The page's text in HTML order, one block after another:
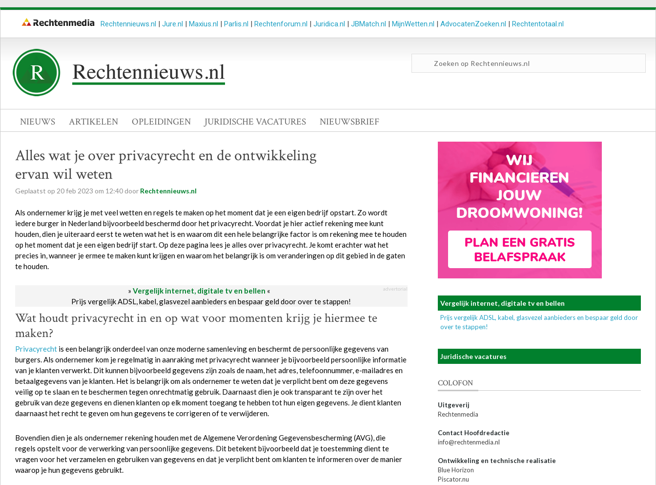
Rechtennieuws.nl | Jure.nl | Maxius.nl | Parlis.nl | Rechtenforum.nl | Juridica.nl | JBMatch.nl | MijnWetten.nl | AdvocatenZoeken.nl | Rechtentotaal.nl
NIEUWS ARTIKELEN OPLEIDINGEN JURIDISCHE VACATURES NIEUWSBRIEF
Alles wat je over privacyrecht en de ontwikkeling
ervan wil weten
Geplaatst op 20feb 2023 om 12:40 door Rechtennieuws.nl
Als ondernemer krijg je met veel wetten en regels te maken op het moment dat je een eigen bedrijf opstart. Zo wordt
iedere burger in Nederland bijvoorbeeld beschermd door het privacyrecht. Voordat je hier actief rekening mee kunt
houden, dien je uiteraard eerst te weten wat het is en waarom dit een hele belangrijke factor is om rekening mee te houden
op het moment dat je een eigen bedrijf start. Op deze pagina lees je alles over privacyrecht. Je komt erachter wat het
precies in, wanneer je ermee te maken kunt krijgen en waarom het belangrijk is om veranderingen op dit gebied in de gaten
te houden.
» Vergelijk internet, digitale tv en bellen « advertorial
Prijs vergelijk ADSL, kabel, glasvezel aanbieders en bespaar geld door over te stappen!
Wat houdt privacyrecht in en op wat voor momenten krijg je hiermee te
maken?
Privacyrecht is een belangrijk onderdeel van onze moderne samenleving en beschermt de persoonlijke gegevens van
burgers. Als ondernemer kom je regelmatig in aanraking met privacyrecht wanneer je bijvoorbeeld persoonlijke informatie
van je klanten verwerkt. Dit kunnen bijvoorbeeld gegevens zijn zoals de naam, het adres, telefoonnummer, e-mailadres en
betaalgegevens van je klanten. Het is belangrijk om als ondernemer te weten dat je verplicht bent om deze gegevens
veilig op te slaan en te beschermen tegen onrechtmatig gebruik. Daarnaast dien je ook transparant te zijn over het
gebruik van deze gegevens en dienen klanten op elk moment toegang te hebben tot hun eigen gegevens. Je dient klanten
daarnaast het recht te geven om hun gegevens te corrigeren of te verwijderen.
Bovendien dien je als ondernemer rekening houden met de Algemene Verordening Gegevensbescherming (AVG), die
regels opstelt voor de verwerking van persoonlijke gegevens. Dit betekent bijvoorbeeld dat je toestemming dient te
vragen voor het verzamelen en gebruiken van gegevens en dat je verplicht bent om klanten te informeren over de manier
waarop je hun gegevens gebruikt.
Vergelijk internet, digitale tv en bellen
Prijs vergelijk ADSL, kabel, glasvezel aanbieders en bespaar geld door
over te stappen!
Juridische vacatures
COLOFON
Uitgeverij
Rechtenmedia
Contact Hoofdredactie
info@rechtenmedia.nl
Ontwikkeling en technische realisatie
Blue Horizon
Piscator.nu